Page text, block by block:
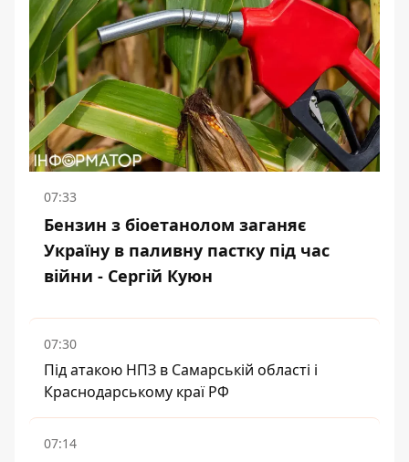
07:33
Бензин з біоетанолом заганяє
Україну в паливну пастку під час
війни - Сергій Куюн
07:30
Під атакою НПЗ в Самарській області і
Краснодарському краї РФ
07:14